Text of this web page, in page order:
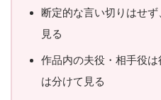
断定的な言い切りはせ
見る
作品内の夫役・相手役
は分けて見る